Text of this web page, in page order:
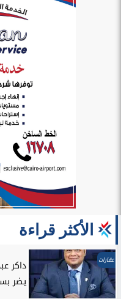
الأكثر قراءة
عقارات
داكر
يضر